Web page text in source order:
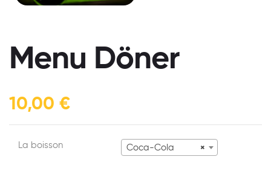
Menu Döner
10,00 €
La boisson ×
Coca-Cola